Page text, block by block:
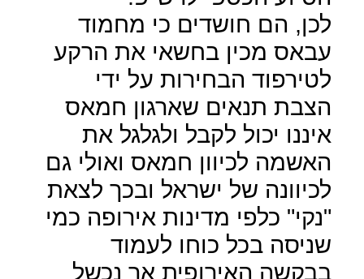
לכן, הם חושדים כי מחמוד
עבאס מכין בחשאי את הרקע
לטירפוד הבחירות על ידי
הצבת תנאים שארגון חמאס
איננו יכול לקבל ולגלגל את
האשמה לכיוון חמאס ואולי גם
לכיוונה של ישראל ובכך לצאת
"נקי" כלפי מדינות אירופה כמי
שניסה בכל כוחו לעמוד
בבקשה האירופית אך נכשל